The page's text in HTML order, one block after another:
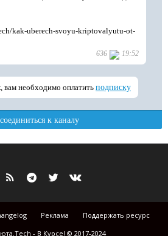
Реклама
Поддержать ресурс
- В Курсе! © 2017-2024